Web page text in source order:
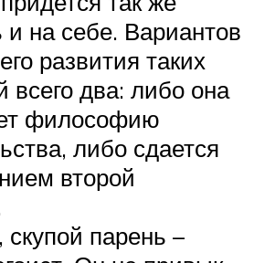
и на себе. Вариантов
развития таких
всего два: либо она
философию
либо сдается
второй
парень –